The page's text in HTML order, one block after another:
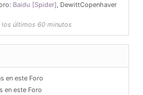
Baidu [Spider], DewittCopenhaver
los últimos 60 minutos
en este Foro
en este Foro